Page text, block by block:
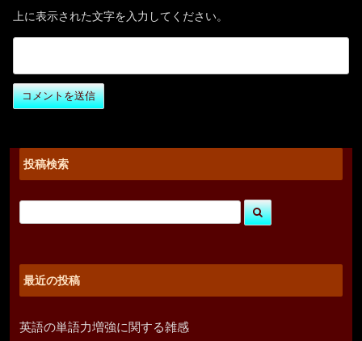
上に表示された文字を入力してください。
投稿検索
最近の投稿
英語の単語力増強に関する雑感